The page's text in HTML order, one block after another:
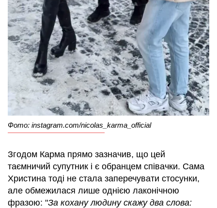
Фото: instagram.com/nicolas_karma_official
Згодом Карма прямо зазначив, що цей
таємничий супутник і є обранцем співачки. Сама
Христина тоді не стала заперечувати стосунки,
але обмежилася лише однією лаконічною
фразою: "За кохану людину скажу два слова: